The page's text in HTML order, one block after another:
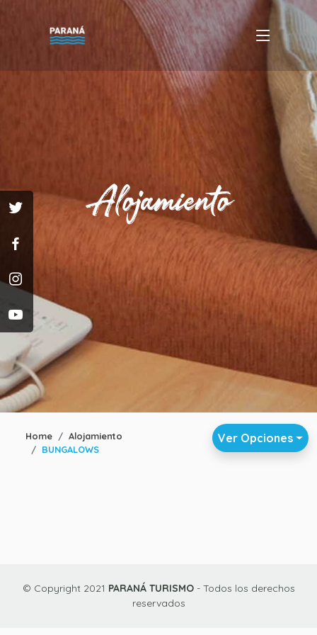
Alojamiento
Home
Alojamiento
BUNGALOWS
Ver Opciones
© Copyright 2021 PARANÁ TURISMO- Todos los derechos
reservados